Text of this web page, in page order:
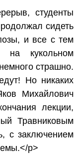
студенты
сидеть
и все с тем
на кукольном
страшно.
Но никаких
Михайлович
лекции,
Травниковым
с заключением
p>